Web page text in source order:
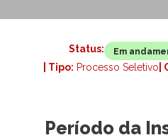
Status: Em
| Tipo: Processo Seletivo
Período da